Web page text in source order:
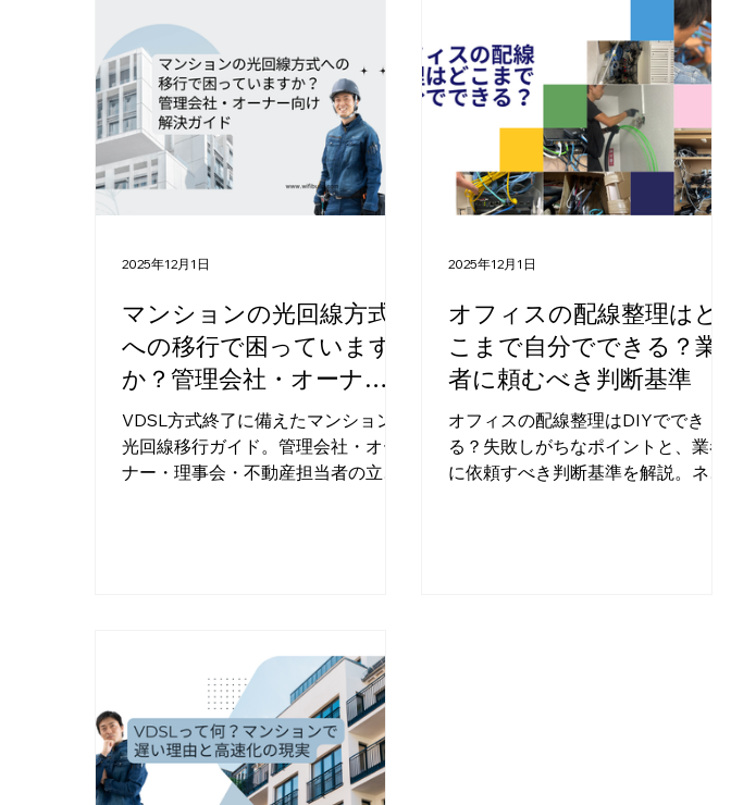
プライベート
マンションの光回線方式
への移行で困っています
か？管理会社・オーナ
ー・理事会・不動産担当者
向け解決ガイド
VDSL方式終了に備えたマンションの
光回線移行ガイド。管理会社・オー
ナー・理事会・不動産担当者の立場
2025年12月1日
オフィスの配線整理はど
こまで自分でできる？業
者に頼むべき判断基準
オフィスの配線整理はDIYででき
る？失敗しがちなポイントと、業者
に依頼すべき判断基準を解説。ネッ
2025年12月1日